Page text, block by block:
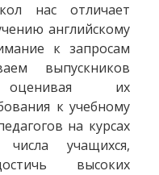
нас отличает
английскому
к запросам
выпускников
их
к учебному
на курсах
учащихся,
высоких